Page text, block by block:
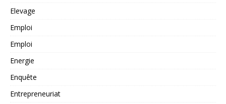
Elevage
Emploi
Emploi
Energie
Enquête
Entrepreneuriat